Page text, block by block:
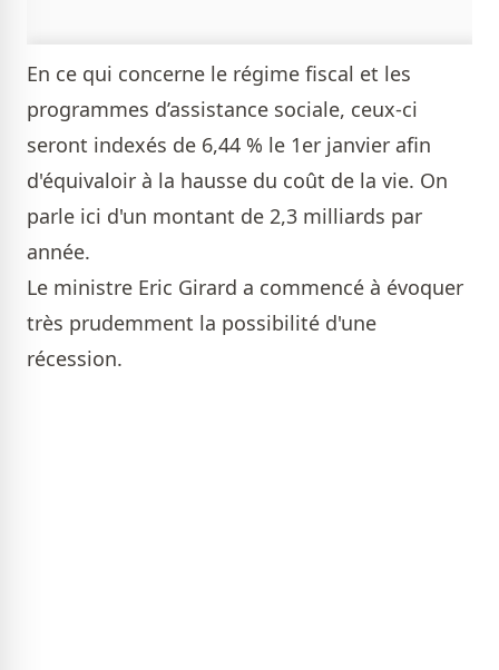
En ce qui concerne le régime fiscal et les
programmes d’assistance sociale, ceux-ci
seront indexés de 6,44 % le 1er janvier afin
d'équivaloir à la hausse du coût de la vie. On
parle ici d'un montant de 2,3 milliards par
année.
Le ministre Eric Girard a commencé à évoquer
très prudemment la possibilité d'une
récession.